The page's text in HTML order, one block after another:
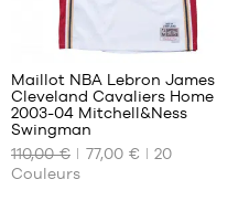
NOS
TAILLES
DISPONIBLES
XS
Maillot NBA Lebron James
Cleveland Cavaliers Home
2003-04 Mitchell&Ness
Swingman
110,00 €
77,00 €
20
Couleurs